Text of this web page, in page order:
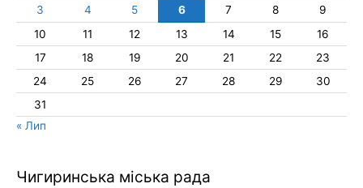
3
4 5 6 7 8
9
10
11 12 13 14 15
16
17
18 19 20 21 22
23
24
25 26 27 28 29
30
31
« Лип
Чигиринська міська рада